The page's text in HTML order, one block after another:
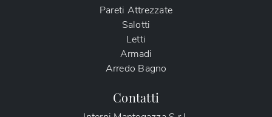
Pareti Attrezzate
Salotti
Letti
Armadi
Arredo Bagno
Contatti